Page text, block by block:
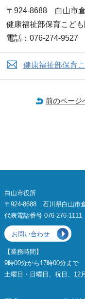
〒924-8688 白山市
健康福祉部保育こど
電話：076-274-9527
健康福祉部保育
前のページ
白山市役所
〒924-8688 石川県白山市
代表電話番号 076-276-
お問い合わせ
【業務時間】
9時00分から17時00分まで
土曜日・日曜日、祝日、12